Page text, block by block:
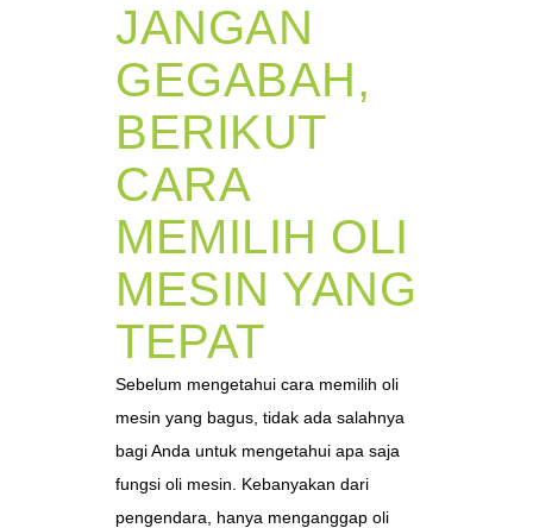
JANGAN
GEGABAH,
BERIKUT
CARA
MEMILIH OLI
MESIN YANG
TEPAT
Sebelum mengetahui cara memilih oli
mesin yang bagus, tidak ada salahnya
bagi Anda untuk mengetahui apa saja
fungsi oli mesin. Kebanyakan dari
pengendara, hanya menganggap oli